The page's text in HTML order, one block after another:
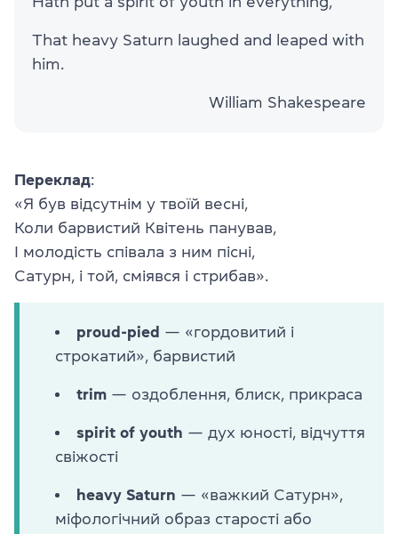
That heavy Saturn laughed and leaped with
him.
William Shakespeare
Переклад:
«Я був відсутнім у твоїй весні,
Коли барвистий Квітень панував,
І молодість співала з ним пісні,
Сатурн, і той, сміявся і стрибав».
proud-pied — «гордовитий і
строкатий», барвистий
trim — оздоблення, блиск, прикраса
spirit of youth — дух юності, відчуття
свіжості
heavy Saturn — «важкий Сатурн»,
міфологічний образ старості або